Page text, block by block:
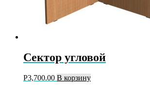
Сектор угловой
Р3,700.00 В корзину